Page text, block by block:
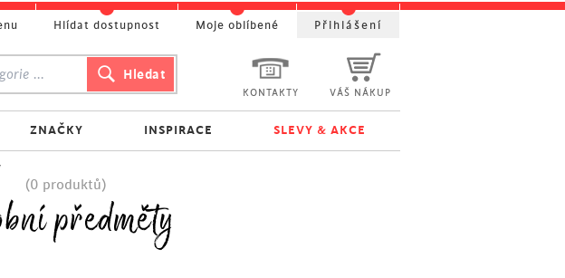
(0 produktů)
předměty
KONTAKTY VÁŠ NÁKUP
ZNAČKY INSPIRACE SLEVY & AKCE
Hlídat dostupnost Moje oblíbené Přihlášení